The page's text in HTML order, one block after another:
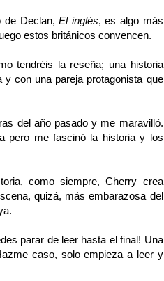
de Declan,El inglés, es algo más
estos británicos convencen.
tendréis la reseña; una historia
con una pareja protagonista que
del año pasado y me maravilló.
pero me fascinó la historia y los
como siempre, Cherry crea
quizá, más embarazosa del
parar de leer hasta el final! Una
caso, solo empieza a leer y